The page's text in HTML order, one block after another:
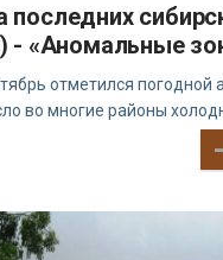
последних
- «Аномальные
отметился погодной
во многие районы